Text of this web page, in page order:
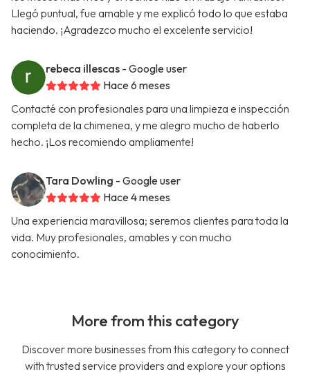
Llegó puntual, fue amable y me explicó todo lo que estaba
haciendo. ¡Agradezco mucho el excelente servicio!
rebeca illescas - Google user
Hace 6 meses
Contacté con profesionales para una limpieza e inspección
completa de la chimenea, y me alegro mucho de haberlo
hecho. ¡Los recomiendo ampliamente!
Tara Dowling - Google user
Hace 4 meses
Una experiencia maravillosa; seremos clientes para toda la
vida. Muy profesionales, amables y con mucho
conocimiento.
More from this category
Discover more businesses from this category to connect
with trusted service providers and explore your options